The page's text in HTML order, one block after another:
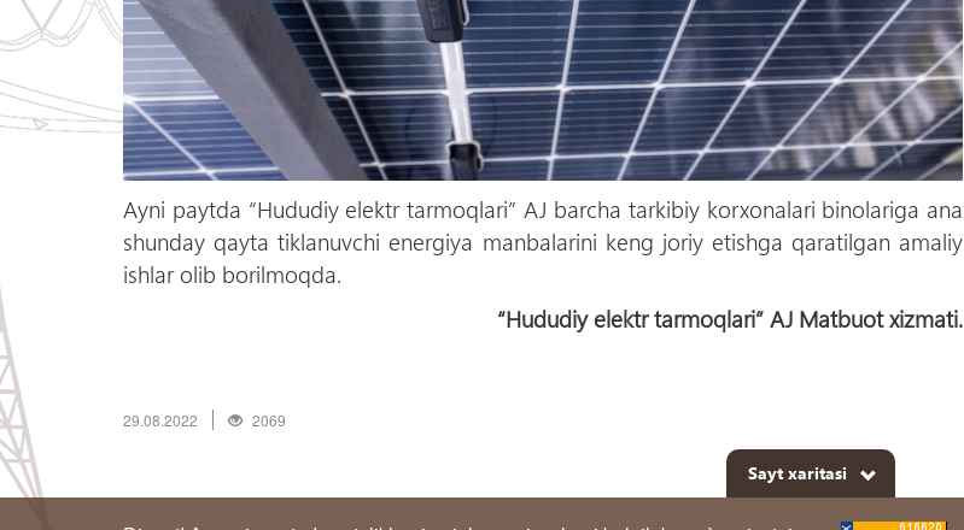
Ayni paytda “Hududiy elektr tarmoqlari” AJ barcha tarkibiy korxonalari binolariga ana
shunday qayta tiklanuvchi energiya manbalarini keng joriy etishga qaratilgan amaliy
ishlar olib borilmoqda.
“Hududiy elektr tarmoqlari” AJ Matbuot xizmati.
29.08.2022 2069
Sayt xaritasi